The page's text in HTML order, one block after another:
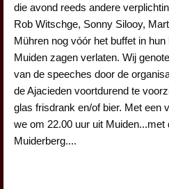
die avond reeds andere
Rob Witschge, Sonny Silooy,
Mühren nog vóór het buffet in
Muiden zagen verlaten. Wij
van de speeches door de
de Ajacieden voortdurend te
glas frisdrank en/of bier. Met een
we om 22.00 uur uit
Muiderberg....